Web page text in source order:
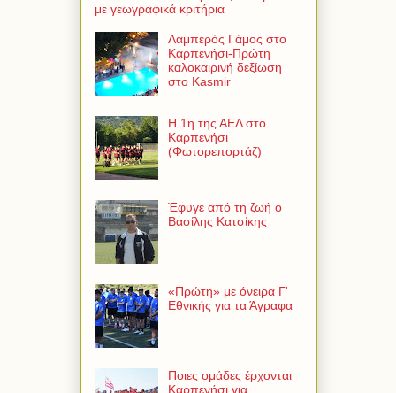
με γεωγραφικά κριτήρια
Λαμπερός Γάμος στο
Καρπενήσι-Πρώτη
καλοκαιρινή δεξίωση
στο Kasmir
Η 1η της ΑΕΛ στο
Καρπενήσι
(Φωτορεπορτάζ)
Έφυγε από τη ζωή ο
Βασίλης Κατσίκης
«Πρώτη» με όνειρα Γ'
Εθνικής για τα Άγραφα
Ποιες ομάδες έρχονται
Καρπενήσι για